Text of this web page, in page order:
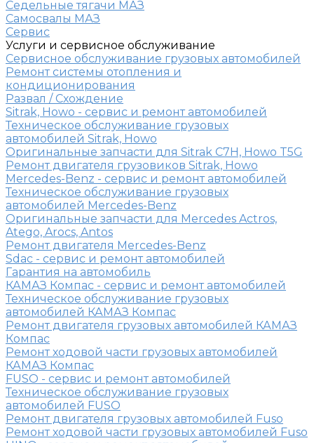
Седельные тягачи МАЗ
Самосвалы МАЗ
Сервис
Услуги и сервисное обслуживание
Сервисное обслуживание грузовых автомобилей
Ремонт системы отопления и
кондиционирования
Развал / Схождение
Sitrak, Howo - сервис и ремонт автомобилей
Техническое обслуживание грузовых
автомобилей Sitrak, Howo
Оригинальные запчасти для Sitrak C7H, Howo T5G
Ремонт двигателя грузовиков Sitrak, Howo
Mercedes-Benz - сервис и ремонт автомобилей
Техническое обслуживание грузовых
автомобилей Mercedes-Benz
Оригинальные запчасти для Mercedes Actros,
Atego, Arocs, Antos
Ремонт двигателя Mercedes-Benz
Sdac - сервис и ремонт автомобилей
Гарантия на автомобиль
КАМАЗ Компас - сервис и ремонт автомобилей
Техническое обслуживание грузовых
автомобилей КАМАЗ Компас
Ремонт двигателя грузовых автомобилей КАМАЗ
Компас
Ремонт ходовой части грузовых автомобилей
КАМАЗ Компас
FUSO - сервис и ремонт автомобилей
Техническое обслуживание грузовых
автомобилей FUSO
Ремонт двигателя грузовых автомобилей Fuso
Ремонт ходовой части грузовых автомобилей Fuso